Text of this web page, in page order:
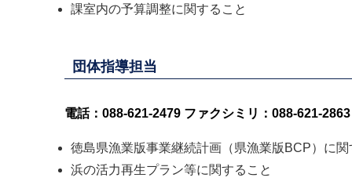
課室内の予算調整に関すること
団体指導担当
電話：088-621-2479 ファクシミリ：088-621-2863
徳島県漁業版事業継続計画（県漁業版BCP）に関
浜の活力再生プラン等に関すること